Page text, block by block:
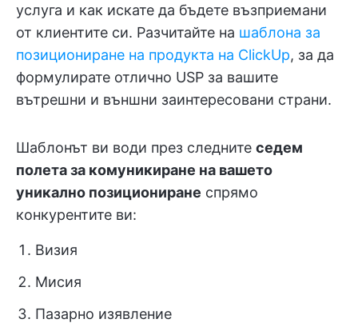
услуга и как искате да бъдете възприемани
от клиентите си. Разчитайте на шаблона за
позициониране на продукта на ClickUp, за да
формулирате отлично USP за вашите
вътрешни и външни заинтересовани страни.
Шаблонът ви води през следните седем
полета за комуникиране на вашето
уникално позициониране спрямо
конкурентите ви:
Визия
Мисия
Пазарно изявление